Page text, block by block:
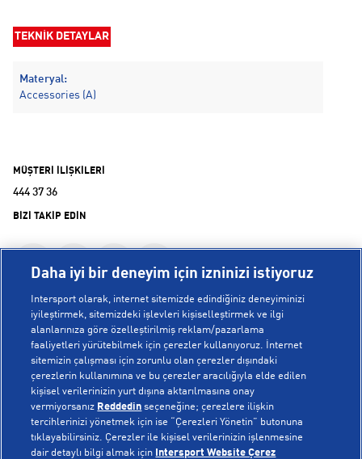
TEKNİK DETAYLAR
Materyal:
Accessories (A)
MÜŞTERİ İLİŞKİLERİ
444 37 36
BİZİ TAKİP EDİN
KURUMSAL
Hakkımızda
Mağazalarımız
Bilgi Toplumu Hizmetleri
YARDIM
Sipariş Takibi
Daha iyi bir deneyim için izninizi istiyoruz
Intersport olarak, internet sitemizde edindiğiniz deneyiminizi
iyileştirmek, sitemizdeki işlevleri kişiselleştirmek ve ilgi
alanlarınıza göre özelleştirilmiş reklam/pazarlama
faaliyetleri yürütebilmek için çerezler kullanıyoruz. İnternet
sitemizin çalışması için zorunlu olan çerezler dışındaki
çerezlerin kullanımına ve bu çerezler aracılığıyla elde edilen
kişisel verilerinizin yurt dışına aktarılmasına onay
vermiyorsanız Reddedin seçeneğine; çerezlere ilişkin
tercihlerinizi yönetmek için ise “Çerezleri Yönetin” butonuna
tıklayabilirsiniz. Çerezler ile kişisel verilerinizin işlenmesine
dair detaylı bilgi almak için
Intersport Website Çerez